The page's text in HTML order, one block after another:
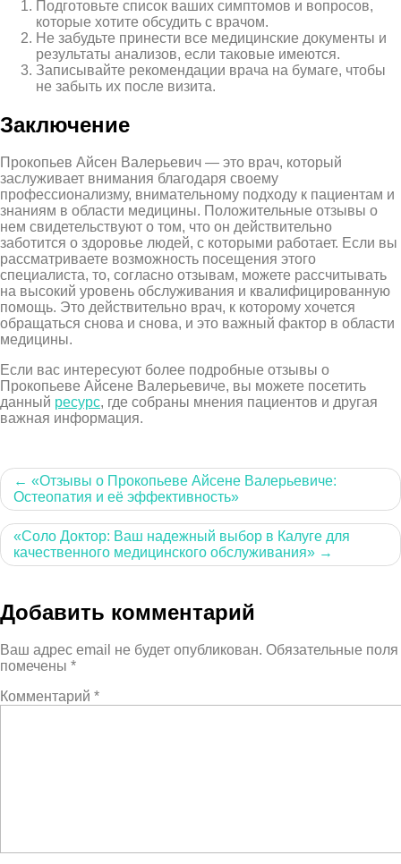
Подготовьте список ваших симптомов и вопросов,
которые хотите обсудить с врачом.
Не забудьте принести все медицинские документы и
результаты анализов, если таковые имеются.
Записывайте рекомендации врача на бумаге, чтобы
не забыть их после визита.
Заключение
Прокопьев Айсен Валерьевич — это врач, который
заслуживает внимания благодаря своему
профессионализму, внимательному подходу к пациентам и
знаниям в области медицины. Положительные отзывы о
нем свидетельствуют о том, что он действительно
заботится о здоровье людей, с которыми работает. Если вы
рассматриваете возможность посещения этого
специалиста, то, согласно отзывам, можете рассчитывать
на высокий уровень обслуживания и квалифицированную
помощь. Это действительно врач, к которому хочется
обращаться снова и снова, и это важный фактор в области
медицины.
Если вас интересуют более подробные отзывы о
Прокопьеве Айсене Валерьевиче, вы можете посетить
данный ресурс, где собраны мнения пациентов и другая
важная информация.
Навигация
по
записям
«Отзывы о Прокопьеве Айсене Валерьевиче:
Остеопатия и её эффективность»
«Соло Доктор: Ваш надежный выбор в Калуге для
качественного медицинского обслуживания»
Добавить комментарий
Ваш адрес email не будет опубликован. Обязательные поля
помечены *
Комментарий *